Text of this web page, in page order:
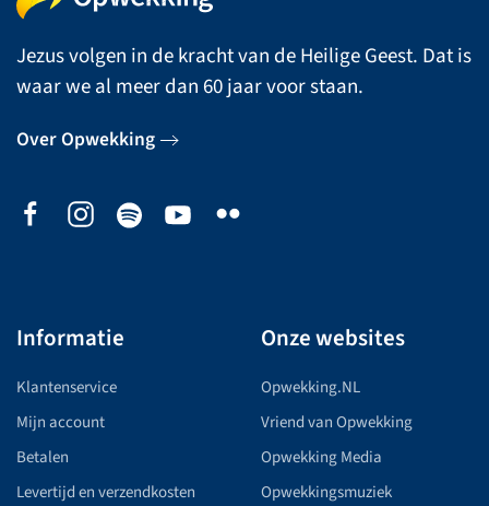
Jezus volgen in de kracht van de Heilige Geest. Dat is
waar we al meer dan 60 jaar voor staan.
Over Opwekking
Informatie
Klantenservice
Mijn account
Betalen
Levertijd en verzendkosten
Onze websites
Opwekking.NL
Vriend van Opwekking
Opwekking Media
Opwekkingsmuziek